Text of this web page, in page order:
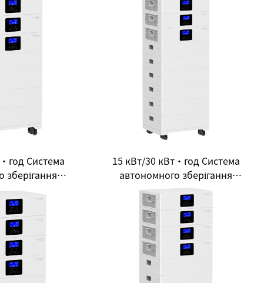
для енергонезалежності
будинку
Система
зберігання
Ваш вхід до
будинку
15 кВт/30 кВт·год Система
автономного зберігання
енергії для домашнього
використання — Відкриває
новий досвід чистої енергії